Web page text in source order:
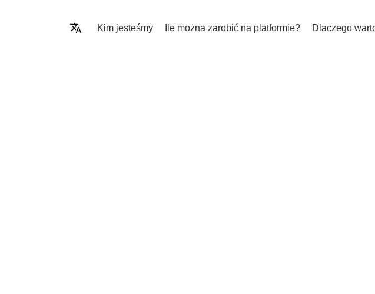
Kim jesteśmy Ile można zarobić na platformie? Dlaczego